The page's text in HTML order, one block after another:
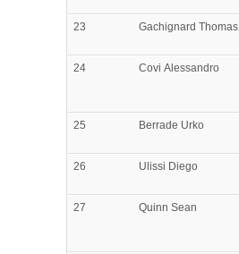
23
Gachignard Thomas
24 Covi Alessandro
25 Berrade Urko
26 Ulissi Diego
27 Quinn Sean